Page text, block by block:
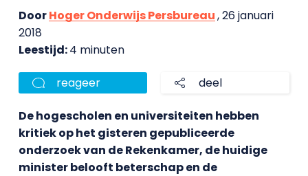
DoorHoger Onderwijs Persbureau, 26 januari
2018
Leestijd:4 minuten
reageer deel
De hogescholen en universiteiten hebben
kritiek op het gisteren gepubliceerde
onderzoek van de Rekenkamer, de huidige
minister belooft beterschap en de